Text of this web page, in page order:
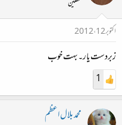
محفلین
اکتوبر 12، 2012
زبردست یار۔بہت خوب
1
محمد بلال اعظم